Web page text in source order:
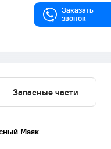
Заказать
звонок
Запасные части
Маяк